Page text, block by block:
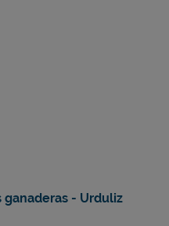
- Urduliz